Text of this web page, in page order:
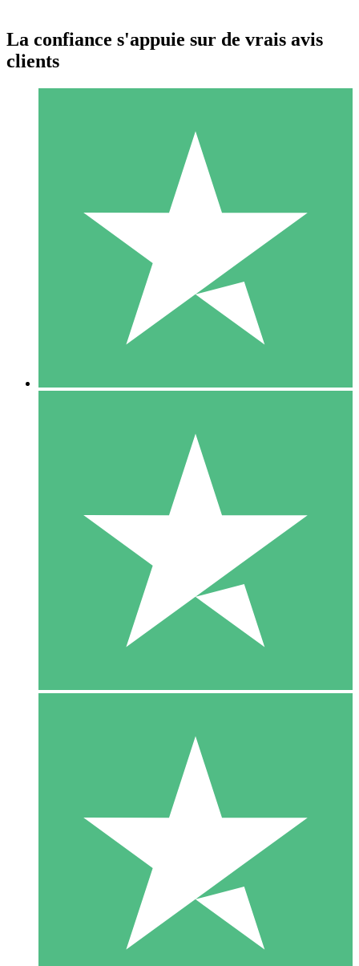
Packs de Crédits Individuels
Payez à l'utilisation avec des crédits de téléchargement. Sans
1 Téléchargement
10 00
10 Téléchargements
20 00
La confiance s'appuie sur de vrais avis
clients